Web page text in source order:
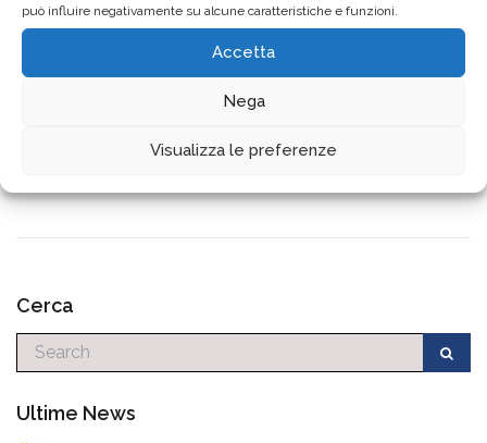
può influire negativamente su alcune caratteristiche e funzioni.
Accetta
Nega
Visualizza le preferenze
abilitare questo contenuto
Cerca
Cerca
Ultime News